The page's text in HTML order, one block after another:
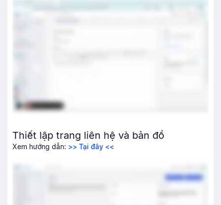
Thiết lập trang liên hệ và bản đồ
Xem hướng dẫn: >> Tại đây <<